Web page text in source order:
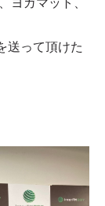
送って頂けた